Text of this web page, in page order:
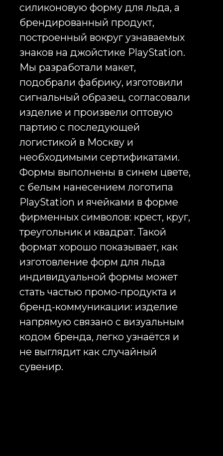
потому что силикон позволяет
создавать сложный рельеф,
нестандартные углубления,
мягкую геометрию и насыщенный
цвет изделия. При этом важно
учитывать, что не каждый макет
можно корректно перенести в
форму без адаптации. Слишком
тонкие линии, мелкие детали,
острые внутренние углы, мелкий
текст и перегруженная графика
льде. Поэтому на этапе
разработки мы оцениваем макет с
точки зрения производства: какие
нужно укрупнить, где требуется
изменить глубину, как сделать
форму удобной для извлечения
льда, как сохранить визуальную
узнаваемость и как избежать
технических проблем при
серийном производстве.
Изготовление форм для льда с
логотипом: этапы работы
Работа начинается с задачи
клиента: для чего нужна форма,
какой тираж планируется, где она
будет использоваться, какой
подчеркнуть, нужен ли готовый
корпоративный подарок или
изучаем бренд-элементы,
логотип, фирменные цвета,